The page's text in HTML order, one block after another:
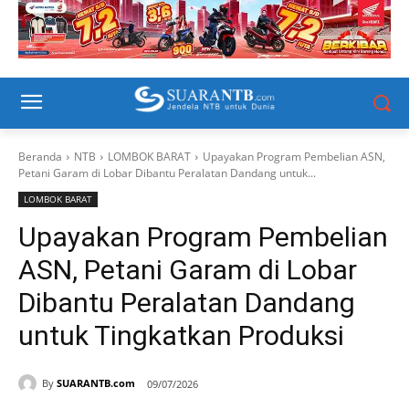
Beranda NTB LOMBOK BARAT
Upayakan Program Pembelian ASN,
Petani Garam di Lobar Dibantu Peralatan Dandang untuk...
LOMBOK BARAT
Upayakan Program Pembelian
ASN, Petani Garam di Lobar
Dibantu Peralatan Dandang
untuk Tingkatkan Produksi
By SUARANTB.com 09/07/2026